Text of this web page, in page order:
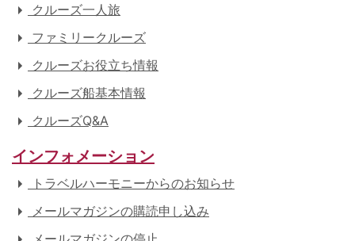
クルーズ一人旅
ファミリークルーズ
クルーズお役立ち情報
クルーズ船基本情報
クルーズQ&A
インフォメーション
トラベルハーモニーからのお知らせ
メールマガジンの購読申し込み